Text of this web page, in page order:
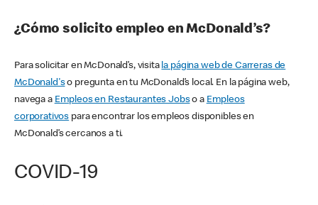
¿Cómo solicito empleo en McDonald’s?
Para solicitar en McDonald’s, visita la página web de Carreras de
McDonald'so pregunta en tu McDonald’s local. En la página web,
navega a Empleos en Restaurantes Jobso a Empleos
corporativos para encontrar los empleos disponibles en
McDonald’s cercanos a ti.
COVID-19